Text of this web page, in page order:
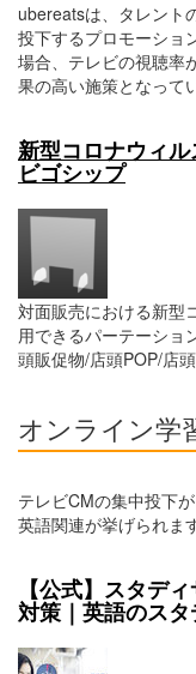
ubereatsは、タレント
投下するプロモーショ
場合、テレビの視聴率
果の高い施策となって
新型コロナウィ
ビゴシップ
対面販売における新型
用できるパーテーショ
頭販促物/店頭POP/店
オンライン学
テレビCMの集中投下
英語関連が挙げられま
【公式】スタデ
対策｜英語のス